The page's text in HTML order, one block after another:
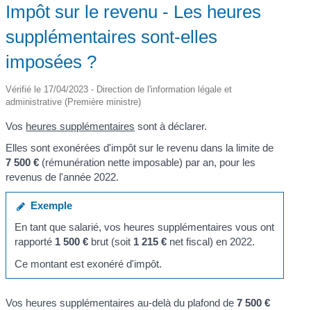
Impôt sur le revenu - Les heures
supplémentaires sont-elles
imposées ?
Vérifié le 17/04/2023 - Direction de l'information légale et
administrative (Première ministre)
Vos heures supplémentaires sont à déclarer.
Elles sont exonérées d'impôt sur le revenu dans la limite de
7 500 € (rémunération nette imposable) par an, pour les
revenus de l'année 2022.
Exemple
En tant que salarié, vos heures supplémentaires vous ont
rapporté 1 500 €brut (soit 1 215 €net fiscal) en 2022.
Ce montant est exonéré d'impôt.
Vos heures supplémentaires au-delà du plafond de7 500 €